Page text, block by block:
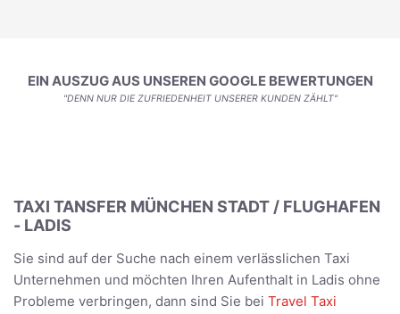
EIN AUSZUG AUS UNSEREN GOOGLE BEWERTUNGEN
"DENN NUR DIE ZUFRIEDENHEIT UNSERER KUNDEN ZÄHLT"
TAXI TANSFER MÜNCHEN STADT / FLUGHAFEN
- LADIS
Sie sind auf der Suche nach einem verlässlichen Taxi
Unternehmen und möchten Ihren Aufenthalt in Ladis ohne
Probleme verbringen, dann sind Sie bei Travel Taxi